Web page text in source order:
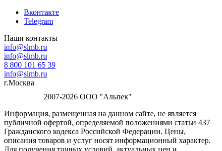
Вконтакте
Telegram
Наши контакты
info@slmb.ru
info@slmb.ru
8 800 101 65 39
info@slmb.ru
г.Москва
2007-2026 ООО "Альпек"
Информация, размещенная на данном сайте, не является
публичной офертой, определяемой положениями статьи 437
Гражданского кодекса Российской Федерации. Цены,
описания товаров и услуг носят информационный характер.
Для получения точных условий, актуальных цен и